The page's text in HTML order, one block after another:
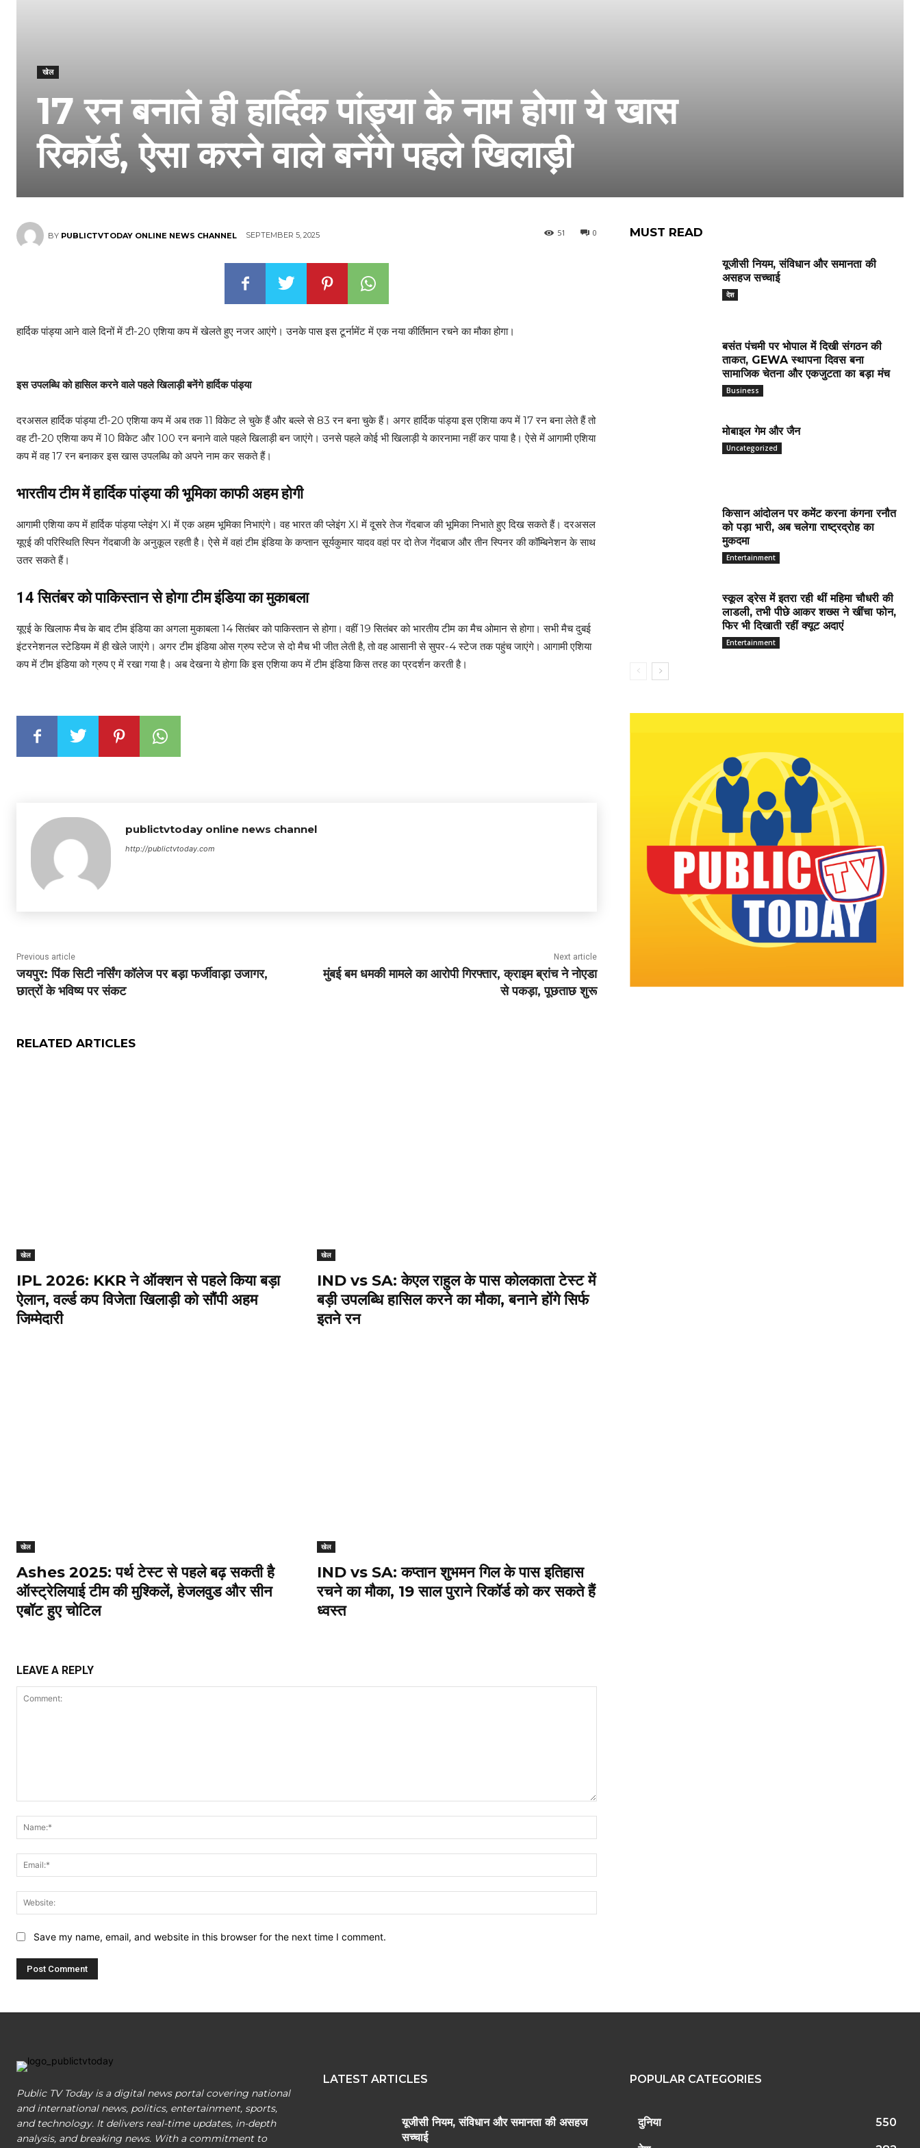
खेल
17 रन बनाते ही हार्दिक पांड्या के नाम होगा ये खास
रिकॉर्ड, ऐसा करने वाले बनेंगे पहले खिलाड़ी
BY PUBLICTVTODAY ONLINE NEWS CHANNEL SEPTEMBER 5, 2025 0
51
हार्दिक पांड्या आने वाले दिनों में टी-20 एशिया कप में खेलते हुए नजर आएंगे। उनके पास इस टूर्नामेंट में एक नया कीर्तिमान रचने का मौका होगा।
इस उपलब्धि को हासिल करने वाले पहले खिलाड़ी बनेंगे हार्दिक पांड्या
दरअसल हार्दिक पांड्या टी-20 एशिया कप में अब तक 11 विकेट ले चुके हैं और बल्ले से 83 रन बना चुके हैं। अगर हार्दिक पांड्या इस एशिया कप में 17 रन बना लेते हैं तो
वह टी-20 एशिया कप में 10 विकेट और 100 रन बनाने वाले पहले खिलाड़ी बन जाएंगे। उनसे पहले कोई भी खिलाड़ी ये कारनामा नहीं कर पाया है। ऐसे में आगामी एशिया
कप में वह 17 रन बनाकर इस खास उपलब्धि को अपने नाम कर सकते हैं।
भारतीय टीम में हार्दिक पांड्या की भूमिका काफी अहम होगी
आगामी एशिया कप में हार्दिक पांड्या प्लेइंग XI में एक अहम भूमिका निभाएंगे। वह भारत की प्लेइंग XI में दूसरे तेज गेंदबाज की भूमिका निभाते हुए दिख सकते हैं। दरअसल
यूएई की परिस्थिति स्पिन गेंदबाजी के अनुकूल रहती है। ऐसे में वहां टीम इंडिया के कप्तान सूर्यकुमार यादव वहां पर दो तेज गेंदबाज और तीन स्पिनर की कॉम्बिनेशन के साथ
उतर सकते हैं।
14 सितंबर को पाकिस्तान से होगा टीम इंडिया का मुकाबला
यूएई के खिलाफ मैच के बाद टीम इंडिया का अगला मुकाबला 14 सितंबर को पाकिस्तान से होगा। वहीं 19 सितंबर को भारतीय टीम का मैच ओमान से होगा। सभी मैच दुबई
इंटरनेशनल स्टेडियम में ही खेले जाएंगे। अगर टीम इंडिया ओस ग्रुप स्टेज से दो मैच भी जीत लेती है, तो वह आसानी से सुपर-4 स्टेज तक पहुंच जाएंगे। आगामी एशिया
कप में टीम इंडिया को ग्रुप ए में रखा गया है। अब देखना ये होगा कि इस एशिया कप में टीम इंडिया किस तरह का प्रदर्शन करती है।
publictvtoday online news channel
http://publictvtoday.com
Previous article
जयपुर: पिंक सिटी नर्सिंग कॉलेज पर बड़ा फर्जीवाड़ा उजागर,
छात्रों के भविष्य पर संकट
Next article
मुंबई बम धमकी मामले का आरोपी गिरफ्तार, क्राइम ब्रांच ने नोएडा
से पकड़ा, पूछताछ शुरू
RELATED ARTICLES
खेल
IPL 2026: KKR ने ऑक्शन से पहले किया बड़ा
ऐलान, वर्ल्ड कप विजेता खिलाड़ी को सौंपी अहम
जिम्मेदारी
खेल
IND vs SA: केएल राहुल के पास कोलकाता टेस्ट में
बड़ी उपलब्धि हासिल करने का मौका, बनाने होंगे सिर्फ
इतने रन
खेल
Ashes 2025: पर्थ टेस्ट से पहले बढ़ सकती है
ऑस्ट्रेलियाई टीम की मुश्किलें, हेजलवुड और सीन
एबॉट हुए चोटिल
खेल
IND vs SA: कप्तान शुभमन गिल के पास इतिहास
रचने का मौका, 19 साल पुराने रिकॉर्ड को कर सकते हैं
ध्वस्त
LEAVE A REPLY
Save my name, email, and website in this browser for the next time I comment.
MUST READ
यूजीसी नियम, संविधान और समानता की
असहज सच्चाई
देश
बसंत पंचमी पर भोपाल में दिखी संगठन की
ताकत, GEWA स्थापना दिवस बना
सामाजिक चेतना और एकजुटता का बड़ा मंच
Business
मोबाइल गेम और जैन
Uncategorized
किसान आंदोलन पर कमेंट करना कंगना रनौत
को पड़ा भारी, अब चलेगा राष्ट्रद्रोह का
मुकदमा
Entertainment
स्कूल ड्रेस में इतरा रही थीं महिमा चौधरी की
लाडली, तभी पीछे आकर शख्स ने खींचा फोन,
फिर भी दिखाती रहीं क्यूट अदाएं
Entertainment
Public TV Today is a digital news portal covering national
and international news, politics, entertainment, sports,
and technology. It delivers real-time updates, in-depth
analysis, and breaking news. With a commitment to
LATEST ARTICLES
यूजीसी नियम, संविधान और समानता की असहज
सच्चाई
POPULAR CATEGORIES
दुनिया 550